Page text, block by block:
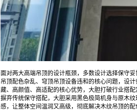
面对两大高端吊顶的设计瓶颈，多数设计选择保守
吊顶配色杂乱、穹顶吊顶设备违和的核心问题，设
藏、高颜值、高适配的核心优势，大胆打破行业搭
摒弃传统保守搭配，大胆采用黑色极简机身与原木
感，让整体空间温润又高级，彻底解决木纹吊顶的